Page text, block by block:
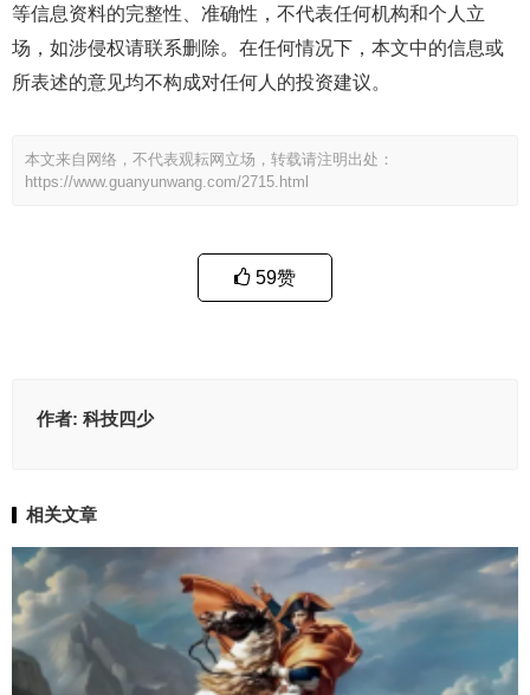
等信息资料的完整性、准确性，不代表任何机构和个人立
场，如涉侵权请联系删除。在任何情况下，本文中的信息或
所表述的意见均不构成对任何人的投资建议。
本文来自网络，不代表观耘网立场，转载请注明出处：
https://www.guanyunwang.com/2715.html
59赞
作者: 科技四少
相关文章